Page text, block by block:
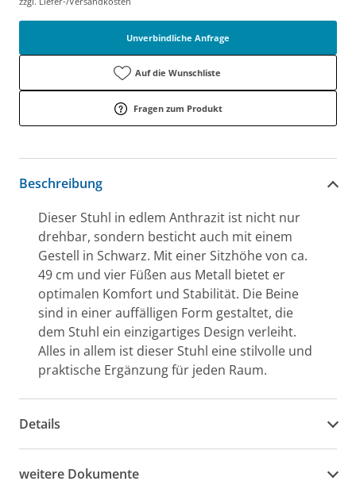
Unverbindliche Anfrage
Auf die Wunschliste
Fragen zum Produkt
Beschreibung
Dieser Stuhl in edlem Anthrazit ist nicht nur
drehbar, sondern besticht auch mit einem
Gestell in Schwarz. Mit einer Sitzhöhe von ca.
49 cm und vier Füßen aus Metall bietet er
optimalen Komfort und Stabilität. Die Beine
sind in einer auffälligen Form gestaltet, die
dem Stuhl ein einzigartiges Design verleiht.
Alles in allem ist dieser Stuhl eine stilvolle und
praktische Ergänzung für jeden Raum.
Details
weitere Dokumente